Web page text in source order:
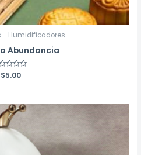
- Humidificadores
Abundancia
$5.00